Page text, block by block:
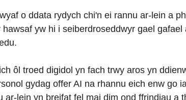
o ddata rydych chi'n ei rannu ar-lein a
hawsaf yw hi i seiberdroseddwyr gael gafael
ôl troed digidol yn fach trwy aros yn
gydag offer AI na rhannu eich enw go
ar-lein yn breifat fel mai dim ond ffrindiau a